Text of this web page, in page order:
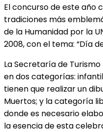
El concurso de este año
tradiciones más
de la Humanidad por la
2008, con el tema: “Día
La Secretaría de
en dos categorías:
tienen que realizar un
Muertos; y la categoría
donde es necesario
la esencia de esta